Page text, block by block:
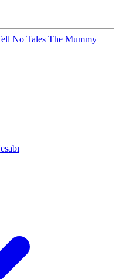
No Tales The Mummy